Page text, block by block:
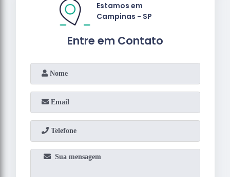
Entre em Contato
Estamos em
Campinas - SP